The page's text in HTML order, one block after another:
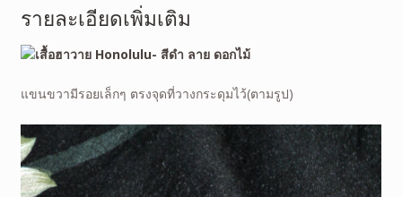
รายละเอียดเพิ่มเติม
แขนขวามีรอยเล็กๆ ตรงจุดที่วางกระดุมไว้(ตามรูป)